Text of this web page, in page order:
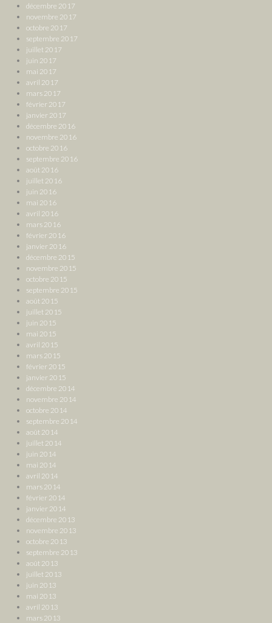
décembre 2017
novembre 2017
octobre 2017
septembre 2017
juillet 2017
juin 2017
mai 2017
avril 2017
mars 2017
février 2017
janvier 2017
décembre 2016
novembre 2016
octobre 2016
septembre 2016
août 2016
juillet 2016
juin 2016
mai 2016
avril 2016
mars 2016
février 2016
janvier 2016
décembre 2015
novembre 2015
octobre 2015
septembre 2015
août 2015
juillet 2015
juin 2015
mai 2015
avril 2015
mars 2015
février 2015
janvier 2015
décembre 2014
novembre 2014
octobre 2014
septembre 2014
août 2014
juillet 2014
juin 2014
mai 2014
avril 2014
mars 2014
février 2014
janvier 2014
décembre 2013
novembre 2013
octobre 2013
septembre 2013
août 2013
juillet 2013
juin 2013
mai 2013
avril 2013
mars 2013